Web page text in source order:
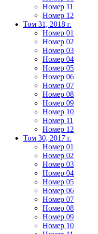
Номер 11
Номер 12
Том 31, 2018 г.
Номер 01
Номер 02
Номер 03
Номер 04
Номер 05
Номер 06
Номер 07
Номер 08
Номер 09
Номер 10
Номер 11
Номер 12
Том 30, 2017 г.
Номер 01
Номер 02
Номер 03
Номер 04
Номер 05
Номер 06
Номер 07
Номер 08
Номер 09
Номер 10